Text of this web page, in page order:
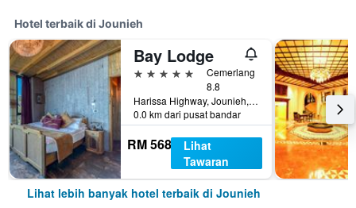
Hotel terbaik di Jounieh
Bay Lodge
5 bintang
Cemerlang
8.8
Harissa Highway, Jounieh, Lubnan
0.0 km dari pusat bandar
RM 568
Lihat
Tawaran
Lihat lebih banyak hotel terbaik di Jounieh